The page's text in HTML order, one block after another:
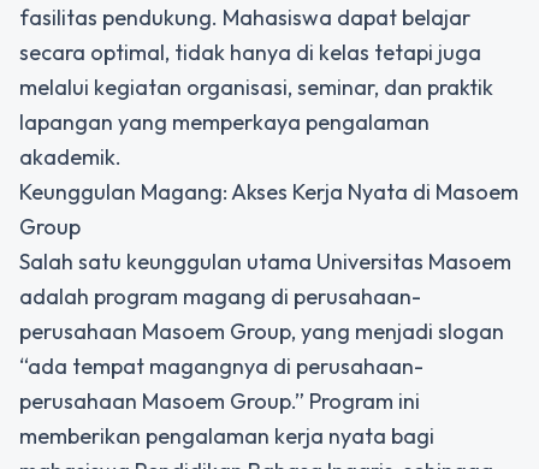
fasilitas pendukung. Mahasiswa dapat belajar
secara optimal, tidak hanya di kelas tetapi juga
melalui kegiatan organisasi, seminar, dan praktik
lapangan yang memperkaya pengalaman
akademik.
Keunggulan Magang: Akses Kerja Nyata di Masoem
Group
Salah satu keunggulan utama Universitas Masoem
adalah program magang di perusahaan-
perusahaan Masoem Group, yang menjadi slogan
“ada tempat magangnya di perusahaan-
perusahaan Masoem Group.” Program ini
memberikan pengalaman kerja nyata bagi